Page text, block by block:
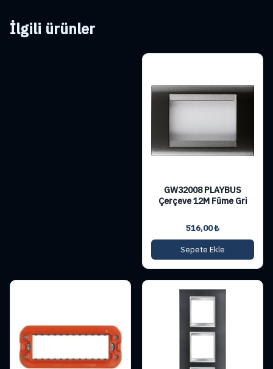
İlgili ürünler
GW32008 PLAYBUS
Çerçeve 12M Füme Gri
516,00₺
Sepete Ekle